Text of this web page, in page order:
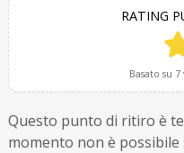
RATING
Basato su
Questo punto di ritiro è
momento non è